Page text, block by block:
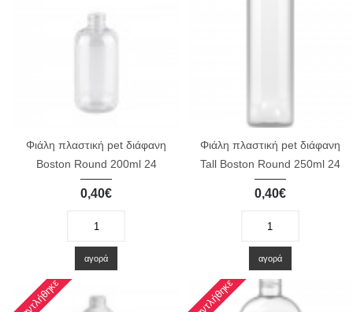
Φιάλη πλαστική pet διάφανη
Boston Round 200ml 24
0,40€
αγορά
Φιάλη πλαστική pet διάφανη
Tall Boston Round 250ml 24
0,40€
αγορά